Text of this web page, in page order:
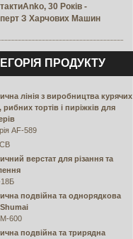
30 Років -
З Харчових Машин
ПРОДУКТУ
лінія з виробництва курячих
рибних тортів і пиріжків для
AF-589
верстат для різання та
подвійна та однорядкова
600
подвійна та трирядна